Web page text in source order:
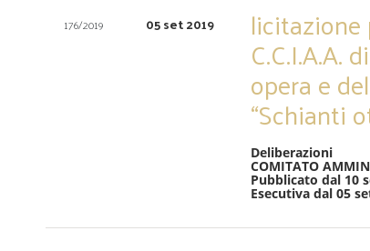
176/2019 05 set 2019
C.C.I.A.A.
opera e
“Schianti
Deliberazioni
COMITATO
Pubblicato dal 10
Esecutiva dal 05